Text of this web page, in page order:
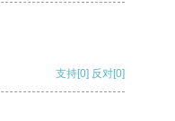
支持[0] 反对[0]